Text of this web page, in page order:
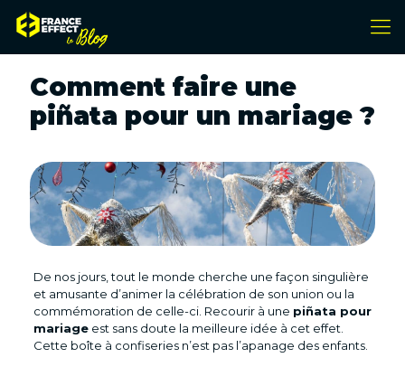
Comment faire une
piñata pour un mariage ?
De nos jours, tout le monde cherche une façon singulière
et amusante d’animer la célébration de son union ou la
commémoration de celle-ci. Recourir à une piñata pour
mariageest sans doute la meilleure idée à cet effet.
Cette boîte à confiseries n’est pas l’apanage des enfants.